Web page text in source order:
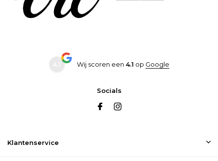
Wij scoren een 4.1 op Google
Socials
Klantenservice